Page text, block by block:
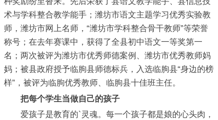
术与学科整合教学能手；潍坊市语文主题学习优秀实验教
师，潍坊市网上名师，“潍坊市学科整合骨干教师”等荣誉
称号；在去年赛课中，获得了全县初中语文一等奖第一
名；两次被评为潍坊市优秀师德案例、潍坊市优秀教师妈
妈；被县政府授予临朐县师德标兵，入选临朐县“身边的榜
样”，被评为临朐优秀教师、临朐县十佳班主任。
把每个学生当做自己的孩子
爱孩子是教育的`灵魂。每一个孩子都是娘的心头肉，